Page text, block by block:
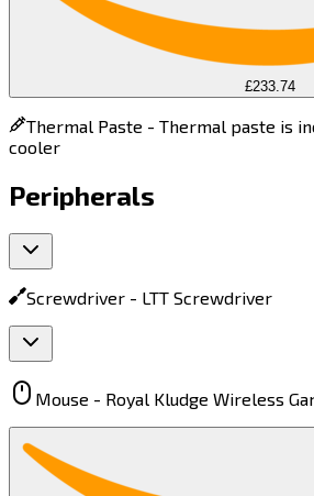
£233.74
Thermal Paste - Thermal paste is
cooler
Peripherals
Screwdriver - LTT Screwdriver​​​​‌ ‍ ​‍​‍‌‍ ‌ ​‍‌‍‍‌‌‍‌ ‌‍‍‌‌‍ ‍​‍​‍​ ‍‍​‍​‍‌ ​ ‌‍​‌‌‍ ‍‌‍‍‌‌ ‌​‌ ‍‌​‍ ‍‌‍‍‌‌‍ ​‍​‍​‍ ​​‍​‍‌‍‍​‌ ​‍‌‍‌‌‌‍‌‍​‍​‍​ ‍‍​‍​‍​‍ ‌‍​‌‌‍‌​‌‍ ‌‌‍‍‌‌‍ ‍​‍ ‌‍‍‌‌‍ ‍‌ ‌​‌‍‌‌‌‍ ‍‌ ‌​​‍ ‌‍‌‌‌‍‌​‌‍‍‌‌ ‌​​‍ ‌‍ ‌‌‍ ‌‍‌​‌‍‌‌​ ‌‌ ​​‌ ​‍‌‍‌‌‌ ​ ‌‍‌‌‌‍ ‍‌ ‌​‌‍​‌‌ ‌​‌‍‍‌‌‍ ‌‍ ‍​ ‍ ‌‍‍‌‌‍‌​​ ‌​ ‌ ​ ‌​​ ‌ ‌‍​‌‌‍​‌​ ‌‌​ ‌‍​ ‍‌​‍ ‌‌‍​‍‌‍‌‌​ ‌‍‌‍‌‍​‍ ‌​ ‌​​ ​ ‌‍​‍​ ​‍​‍ ‌​ ‍​​ ‌​‌‍‌​​ ‌ ​‍ ‌​ ‌‌‌‍‌​‌‍‌‍​ ​‌​ ​‌​ ‌‍​ ​‌​ ​‌‌‍‌​​ ​​‌‍‌‍​ ​‍​ ‍ ‌ ‌​‌ ‍‌‌ ​​‌‍‌‌​ ‌‌‍ ‌ ‌​‌‍‍​‌‍‌‌‌ ​‍​ ‍ ‌ ​​‌‍​‌‌ ‌​‌‍‍​​ ‌‌‍ ‍‌‍​‌‌‍ ‌‌‍‌‌​ ‌‍​‍‌‍​‌‌ ​ ‌‍‌‌‌‌‌‌‌ ​‍‌‍ ​​ ‌​‍‌‌​ ​‍‌​‌‍‌‍​‌‌‍‌​‌‍ ‌‌‍‍‌‌‍ ‍​‍‌‍‌‍‍‌‌‍‌​​ ‌​ ‌ ​ ‌​​ ‌ ‌‍​‌‌‍​‌​ ‌‌​ ‌‍​ ‍‌​‍ ‌‌‍​‍‌‍‌‌​ ‌‍‌‍‌‍​‍ ‌​ ‌​​ ​ ‌‍​‍​ ​‍​‍ ‌​ ‍​​ ‌​‌‍‌​​ ‌ ​‍ ‌​ ‌‌‌‍‌​‌‍‌‍​ ​‌​ ​‌​ ‌‍​ ​‌​ ​‌‌‍‌​​ ​​‌‍‌‍​ ​‍​‍‌‍‌ ‌​‌ ‍‌‌ ​​‌‍‌‌​ ‌‌‍ ‌ ‌​‌‍‍​‌‍‌‌‌ ​‍​‍‌‍‌ ​​‌‍​‌‌ ‌​‌‍‍​​ ‌‌‍ ‍‌‍​‌‌‍ ‌‌‍‌‌​‍‌‍‌ ​​‌‍‌‌‌ ​‍‌ ​ ‌ ​​‌‍‌‌‌‍​ ‌ ‌​‌‍‍‌‌ ‌‍‌‍‌‌​ ‌‌ ​​‌ ‌‌‌‍​‍‌‍ ​‌‍‍‌‌ ​ ‌‍‍​‌‍‌‌‌‍‌​​‍​‍‌ ‌
Mouse - Royal Kludge Wireless Gaming Mouse​​​​‌